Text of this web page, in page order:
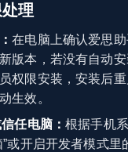
理
在电脑上确认爱思
版本，若没有自动
权限安装，安装后
生效。
任电脑：根据手机
”或开启开发者模式里